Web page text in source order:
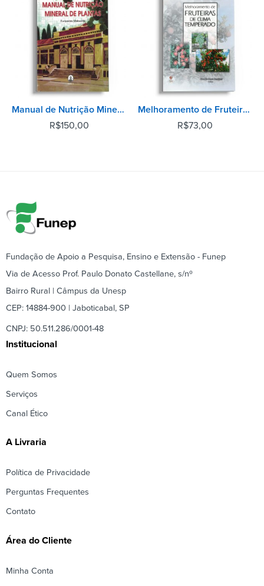
Manual de Nutrição Mineral de Plantas
R$150,00
Melhoramento de Fruteiras de Clima Temperado
R$73,00
Fundação de Apoio a Pesquisa, Ensino e Extensão - Funep
Via de Acesso Prof. Paulo Donato Castellane, s/nº
Bairro Rural | Câmpus da Unesp
CEP: 14884-900 | Jaboticabal, SP
CNPJ: 50.511.286/0001-48
Institucional
Quem Somos
Serviços
Canal Ético
A Livraria
Política de Privacidade
Perguntas Frequentes
Contato
Área do Cliente
Minha Conta